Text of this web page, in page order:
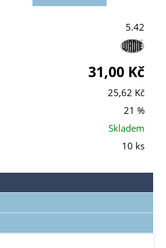
5.42
31,00 Kč
25,62 Kč
21 %
Skladem
10 ks